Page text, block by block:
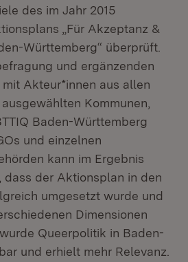
des im Jahr 2015
„Für Akzeptanz &
Württemberg“ überprüft.
und ergänzenden
Akteur*innen aus allen
Kommunen,
Baden-Württemberg
und einzelnen
kann im Ergebnis
dass der Aktionsplan in den
umgesetzt wurde und
Dimensionen
Queerpolitik in Baden-
und erhielt mehr Relevanz.